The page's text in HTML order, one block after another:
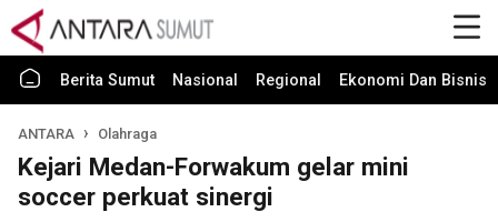
Berita Sumut Nasional Regional Ekonomi Dan Bisnis
ANTARA Olahraga
Kejari Medan-Forwakum gelar mini
soccer perkuat sinergi